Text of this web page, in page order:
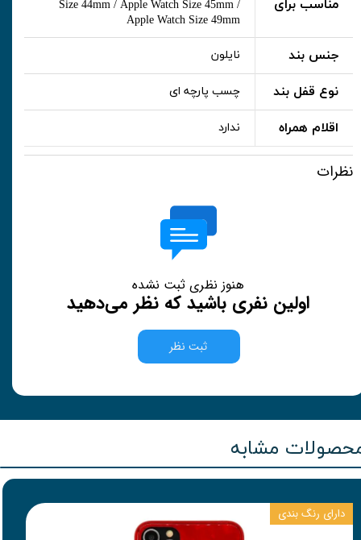
مناسب برای
Size 44mm / Apple Watch Size 45mm /
Apple Watch Size 49mm
جنس بند نایلون
نوع قفل بند چسب پارچه ای
اقلام همراه ندارد
نظرات
هنوز نظری ثبت نشده
اولین نفری باشید که نظر می‌دهید
ثبت نظر
مشابه
دارای رنگ بندی